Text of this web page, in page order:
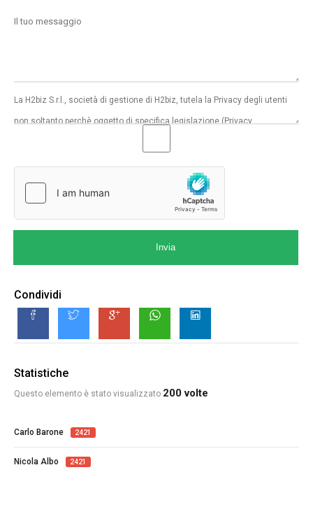
Invia
Condividi
Statistiche
Questo elemento è stato visualizzato 200 volte
Carlo Barone 2421
Nicola Albo 2421